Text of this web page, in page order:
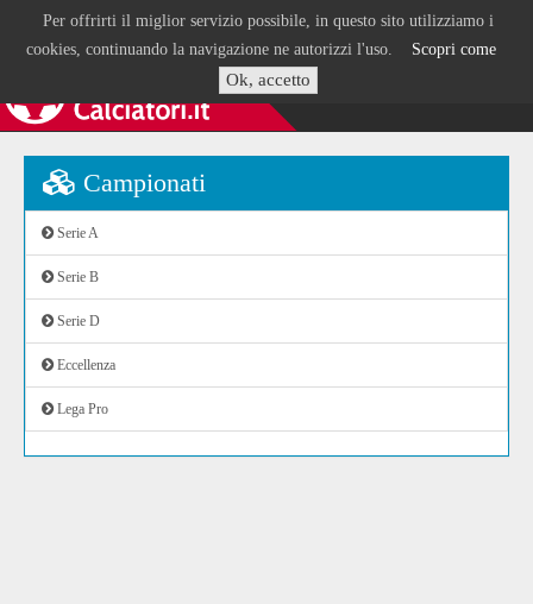
Per offrirti il miglior servizio possibile, in questo sito utilizziamo i
cookies, continuando la navigazione ne autorizzi l'uso. Scopri come
Ok, accetto
Campionati
Serie A
Serie B
Serie D
Eccellenza
Lega Pro